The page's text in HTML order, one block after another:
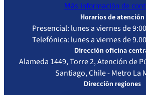
Más información de
Horarios de atención
Presencial: lunes a viernes de
Telefónica: lunes a viernes de
Dirección oficina
Alameda 1449, Torre 2, Atención de
Santiago, Chile - Metro La
Dirección regiones